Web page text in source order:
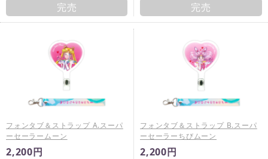
完売 完売
フォンタブ＆ストラップ A.スーパ
ーセーラームーン
2,200円
フォンタブ＆ストラップ B.スーパ
ーセーラーちびムーン
2,200円